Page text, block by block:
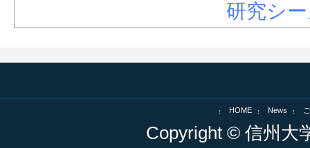
研究シ
HOME News
Copyright © 信州大